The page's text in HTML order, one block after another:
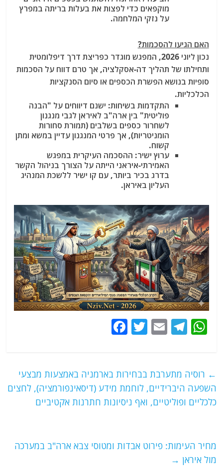
מוקפאים כדי לפצות את בעלות בריתה במפרץ
על נזקי המלחמה.
האם הגיעו להסכמות?
נכון ליוני 2026, המפגש מוגדר כפריצת דרך דיפלומטית
ותחילתו של תהליך דה-אסקלציה, אך טרם דווח על הסכמות
סופיות בנושא הפשרת הכספים או סיום הסנקציות
הכלכליות.
התקדמות בשיחות: ישנם דיווחים על "הבנה
פוליטית" בין ארה"ב לאיראן לגבי מנגנון
לשחרור כספים בשלבים (תמורת סחורות
הומניטריות), אך פרטי המנגנון עדיין במשא ומתן
קשוח.
ערוץ ישיר: ההסכמה העיקרית במפגש
האמירתי-איראני הייתה על הצורך בניהול הקשר
בדרג בכיר ביותר, עם קו ישיר ללשכת המנהיג
העליון באיראן.
W
s
A
p
T
g
ra
m
E
l
T
er
e
b
o
k
← רוסיה מתערבת בבחירות בארמניה באמצעות מבצעי
השפעה היברידיים, לוחמת מידע (דיסאינפורמציה), לחצים
כלכליים ופוליטיים, ואף ניסיונות חתרנות אקטיביים
מחיר העימות: פירוט אבדות ומטוסי צבא ארה"ב במערכה
מול איראן →